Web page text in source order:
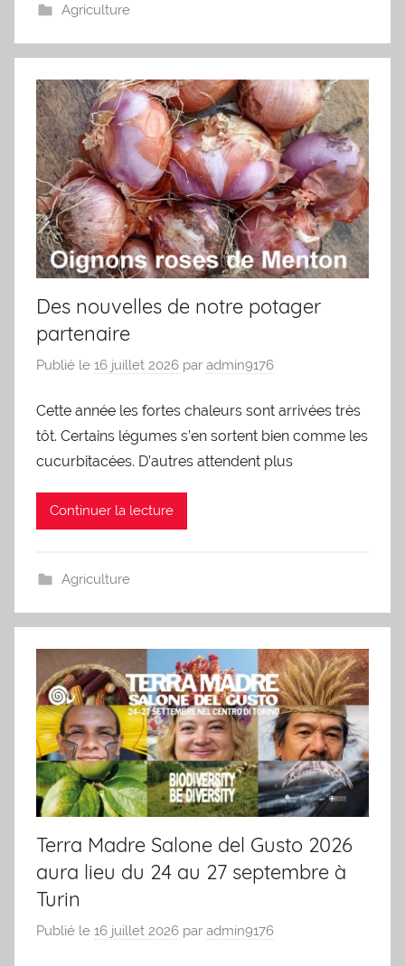
Agriculture
Des nouvelles de notre potager
partenaire
Publié le 16 juillet 2026 par admin9176
Cette année les fortes chaleurs sont arrivées très
tôt. Certains légumes s’en sortent bien comme les
cucurbitacées. D’autres attendent plus
Continuer la lecture
Agriculture
Terra Madre Salone del Gusto 2026
aura lieu du 24 au 27 septembre à
Turin
Publié le 16 juillet 2026 par admin9176